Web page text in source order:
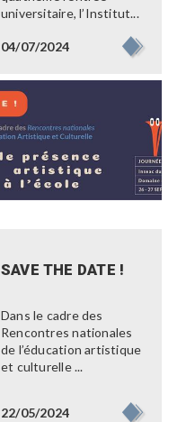
universitaire, l’Institut...
04/07/2024
SAVE THE DATE !
Dans le cadre des
Rencontres nationales
de l’éducation artistique
et culturelle ...
22/05/2024